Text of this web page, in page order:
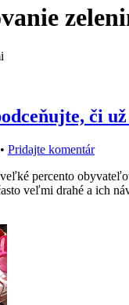
či
• Pridajte komentár
percento
veľmi drahé a ich